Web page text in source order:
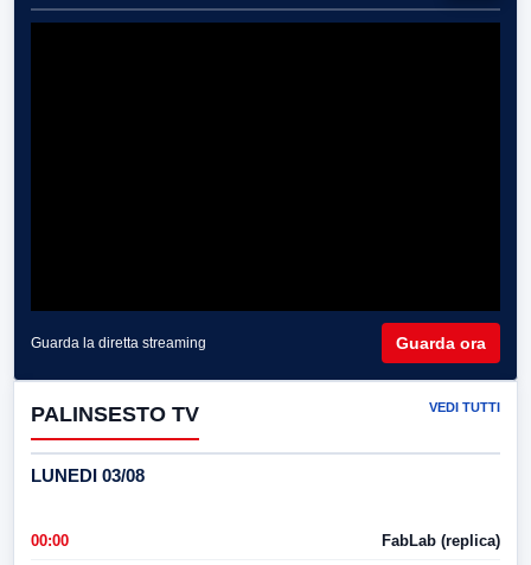
Guarda la diretta streaming Guarda ora
PALINSESTO TV VEDI TUTTI
LUNEDI 03/08
00:00 FabLab (replica)